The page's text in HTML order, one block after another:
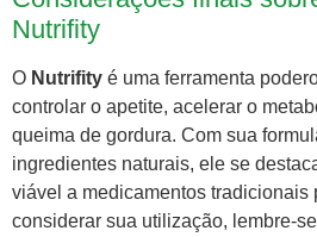
Nutrifity
O Nutrifity é uma ferramenta
controlar o apetite, acelerar o
queima de gordura. Com sua
ingredientes naturais, ele se
viável a medicamentos tradicionais
considerar sua utilização, lembre-